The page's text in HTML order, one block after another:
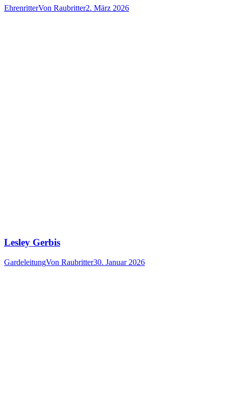
EhrenritterVon Raubritter2. März 2026
Lesley Gerbis
GardeleitungVon Raubritter30. Januar 2026